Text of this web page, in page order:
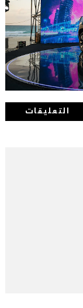
التعليقات